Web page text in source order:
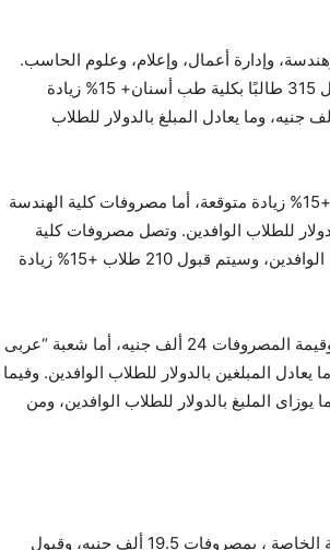
وصيدلة، وهندسة، وإدارة أعمال، وإعلام، وعلوم الحاسب.
وقال الدكتور فاروق إسماعيل، رئيس الجامعة، إنه من المقرر قبول 315 طالبًا بكلية طب أسنان+ 15% زيادة
فى الأعداد لمواجهة المجاميع المرتفعة، ومصروفاتها 45 ألف جنيه، وما يعادل المبلغ بالدولار للطلاب
كما تبلغ مصروفات كلية الصيدلة 42 ألف جنيه، بواقع 404 طلاب +15% زيادة متوقعة، أما مصروفات كلية الهندسة
يعادل المبلغين بالدولار للطلاب الوافدين. وتصل مصروفات كلية
إدارة الأعمال إلى 22 ألف جنيه، وما يوزاى المبلغ بالدولار للطلاب الوافدين، وسيتم قبول 210 طلاب +15% زيادة
أما كلية الإعلام فهناك الشعبة الإنجليزية سيتم قبول 200 طالب، وقيمة المصروفات 24 ألف جنيه، أما شعبة “عربى
بقيمة مصروفات 20 ألف جنيه، وما يعادل المبلغين بالدولار للطلاب الوافدين. وفيما
فتبلغ قيمة مصروفاتها 20 ألف جنيه، وما يوزاى الملبغ بالدولار للطلاب الوافدين، ومن
وقررت الجامعة الروسية في مصر قبول 400 طالب بكلية الصيدلة الخاصة ، بمصروفات 19.5 ألف جنيه، وقبول